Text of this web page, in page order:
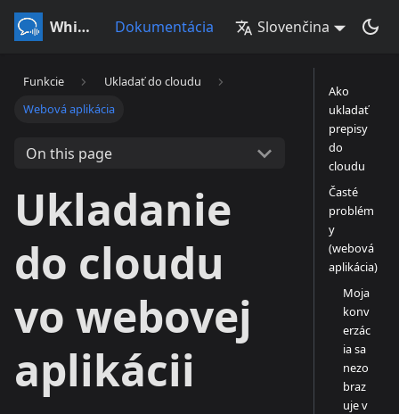
Whisperr Dokumentácia Slovenčina
Funkcie
Ukladať do cloudu
Webová aplikácia
On this page
Ukladanie
do cloudu
vo webovej
aplikácii
Ako
ukladať
prepisy
do
cloudu
Časté
problém
y
(webová
aplikácia)
Moja
konv
erzác
ia sa
nezo
braz
uje v